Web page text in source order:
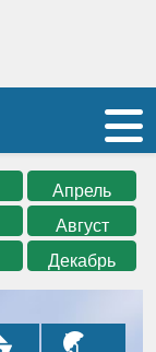
Апрель
Август
Декабрь